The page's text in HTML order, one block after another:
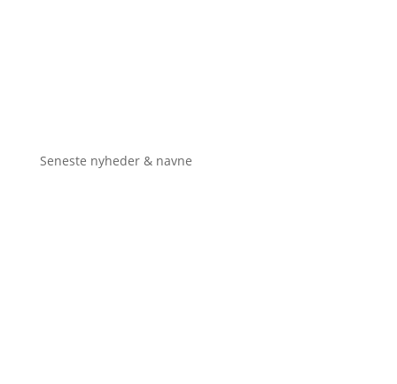
Seneste nyheder & navne